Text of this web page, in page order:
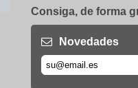
Consiga, de forma
Novedades